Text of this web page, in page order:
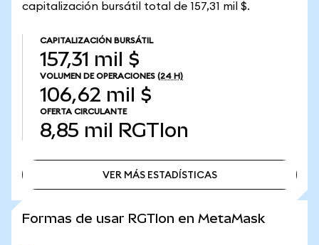
capitalización bursátil total de 157,31 mil $.
CAPITALIZACIÓN BURSÁTIL
157,31 mil $
VOLUMEN DE OPERACIONES (24 H)
106,62 mil $
OFERTA CIRCULANTE
8,85 mil RGTIon
VER MÁS ESTADÍSTICAS
Formas de usar RGTIon en MetaMask